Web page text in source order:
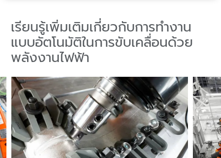
เรียนรู้เพิ่มเติมเกี่ยวกับการทำงาน
แบบอัตโนมัติในการขับเคลื่อนด้วย
พลังงานไฟฟ้า